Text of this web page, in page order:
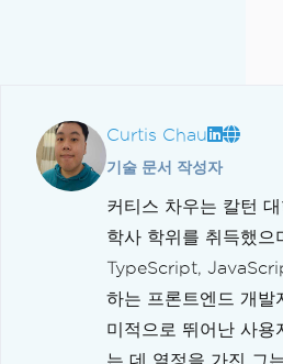
Curtis Chau
기술 문서 작성자
커티스 차우는 칼턴
학사 학위를 취득했으
TypeScript,
하는 프론트엔드 개발
미적으로 뛰어난 사용